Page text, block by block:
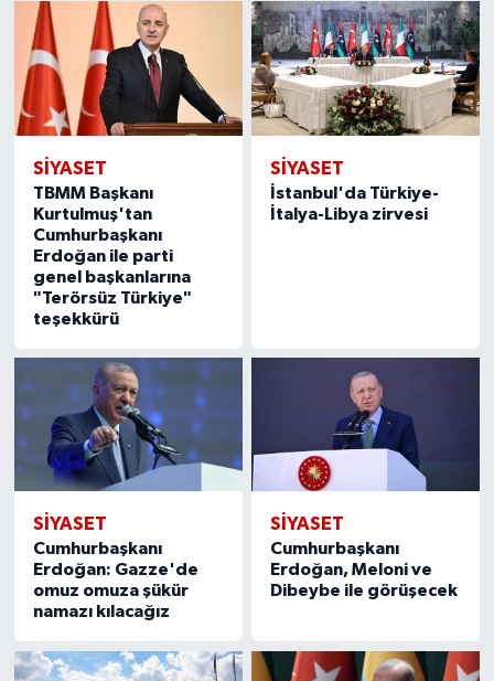
SIYASET
TBMM Başkanı
Kurtulmuş'tan
Cumhurbaşkanı
Erdoğan ile parti
genel başkanlarına
"Terörsüz Türkiye"
teşekkürü
SIYASET
İstanbul'da Türkiye-
İtalya-Libya zirvesi
SIYASET
Cumhurbaşkanı
Erdoğan: Gazze'de
omuz omuza şükür
namazı kılacağız
SIYASET
Cumhurbaşkanı
Erdoğan, Meloni ve
Dibeybe ile görüşecek